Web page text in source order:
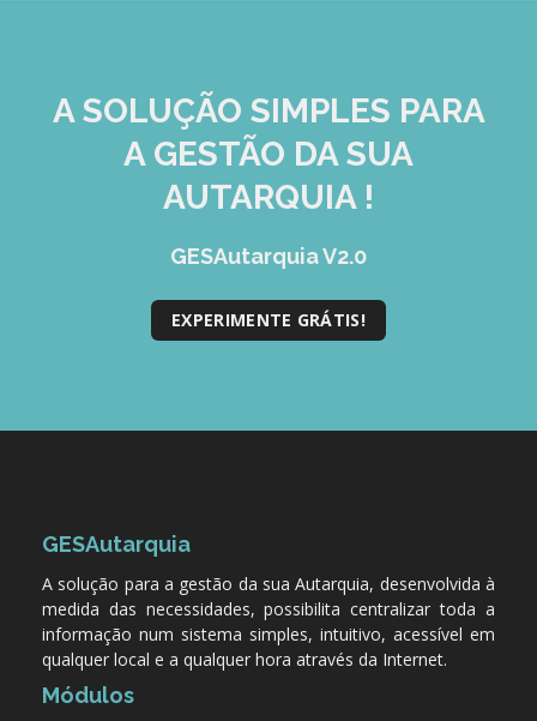
A SOLUÇÃO SIMPLES PARA
A GESTÃO DA SUA
AUTARQUIA !
GESAutarquia V2.0
EXPERIMENTE GRÁTIS!
GESAutarquia
A solução para a gestão da sua Autarquia, desenvolvida à
medida das necessidades, possibilita centralizar toda a
informação num sistema simples, intuitivo, acessível em
qualquer local e a qualquer hora através da Internet.
Módulos